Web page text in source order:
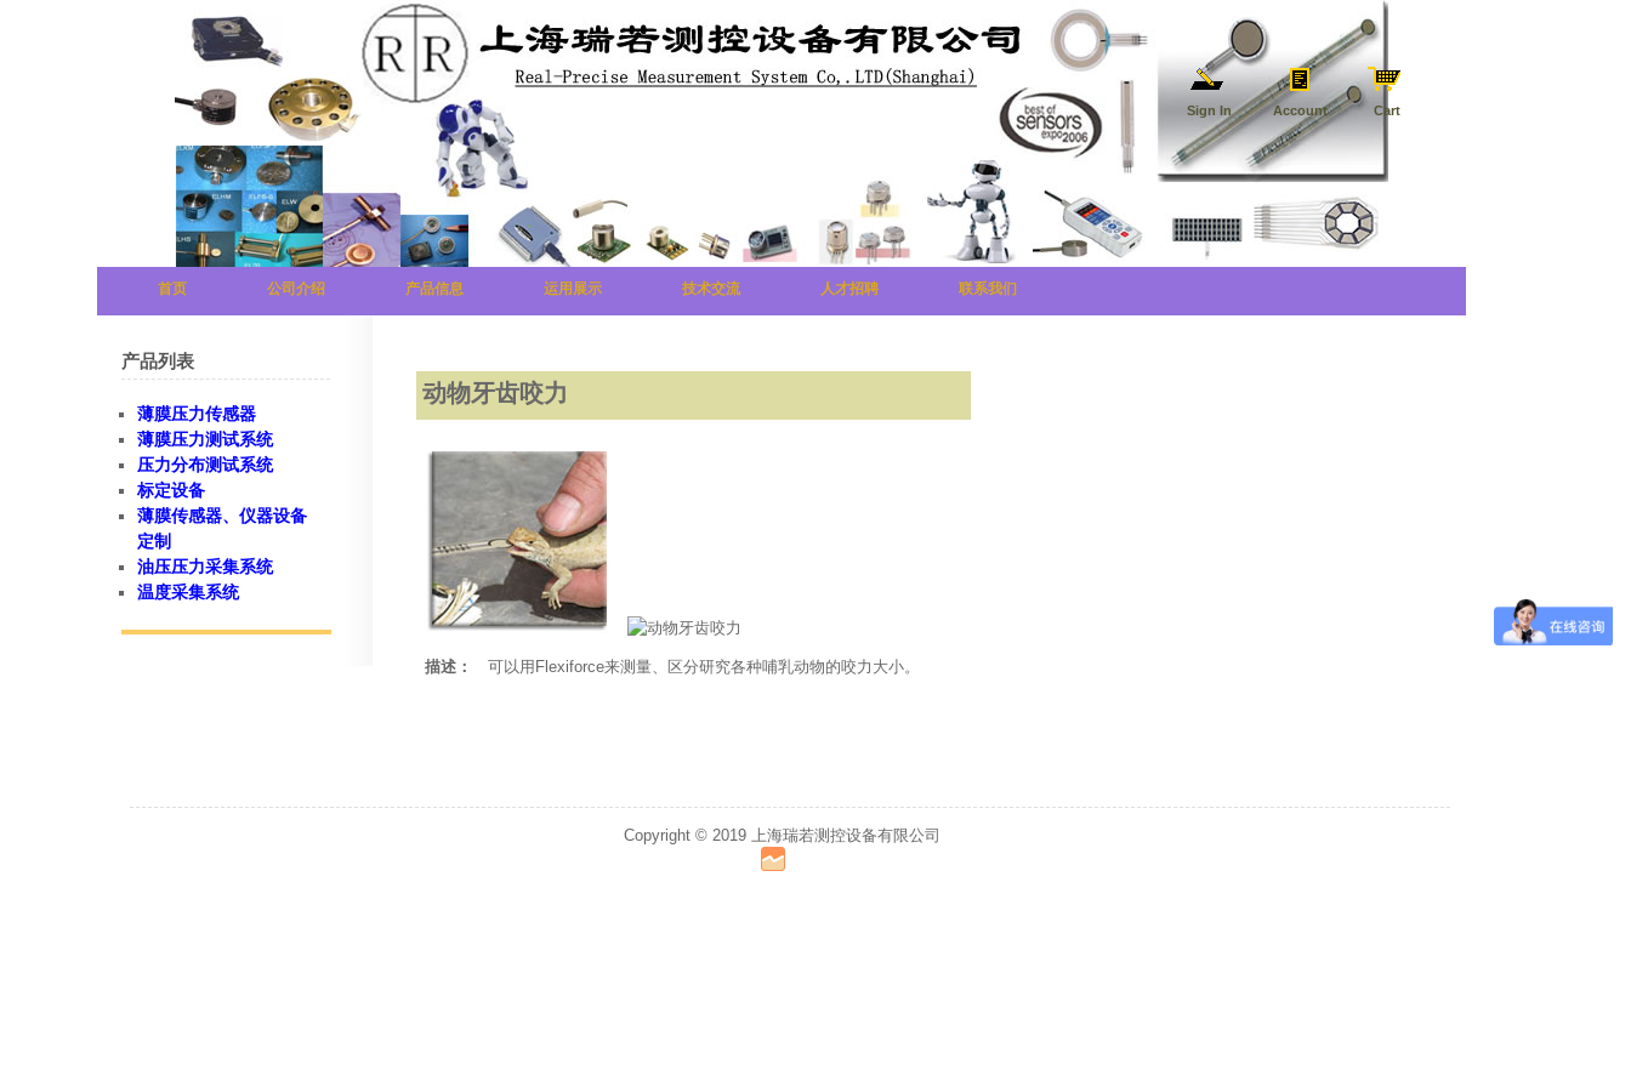
Sign In Account Cart
首页 公司介绍 产品信息 运用展示 技术交流 人才招聘 联系我们
动物牙齿咬力
描述： 可以用Flexiforce来测量、区分研究各种哺乳动物的咬力大小。
产品列表
薄膜压力传感器
薄膜压力测试系统
压力分布测试系统
标定设备
薄膜传感器、仪器设备
定制
油压压力采集系统
温度采集系统
Copyright © 2019 上海瑞若测控设备有限公司